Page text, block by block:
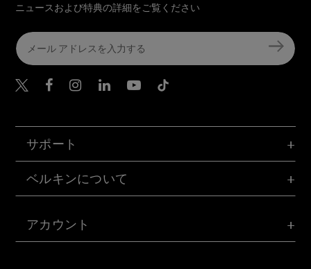
アカウント
サポート
ベルキンについて
ニュースおよび特典の詳細をご覧ください
Belkin Twitter
Belkin Facebook
Belkin Instagram
Belkin LinkedIn
Belkin Youtube
Belkin TikTok